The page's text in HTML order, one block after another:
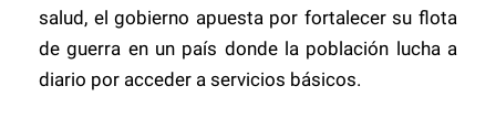
salud, el gobierno apuesta por fortalecer su flota
de guerra en un país donde la población lucha a
diario por acceder a servicios básicos.